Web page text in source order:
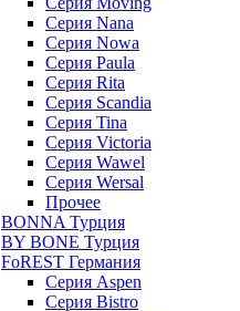
Серия Nana
Серия Nowa
Серия Paula
Серия Rita
Серия Scandia
Серия Tina
Серия Victoria
Серия Wawel
Серия Wersal
Прочее
BONNA Турция
BY BONE Турция
FoREST Германия
Серия Aspen
Серия Bistro